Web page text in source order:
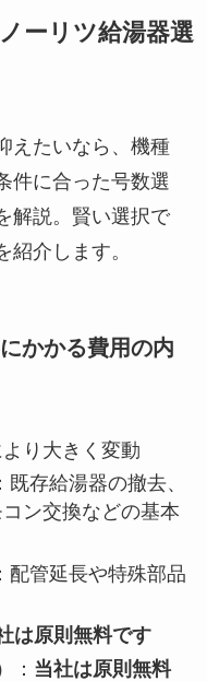
ーリツ給湯器選
えたいなら、機種
件に合った号数選
解説。賢い選択で
介します。
かかる費用の内
り大きく変動
存給湯器の撤去、
ン交換などの基本
配管延長や特殊部品
は原則無料です
： 当社は原則無料